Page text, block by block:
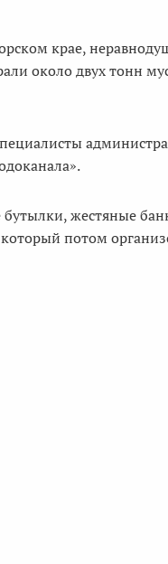
крае,
около двух тонн
жестяные
потом